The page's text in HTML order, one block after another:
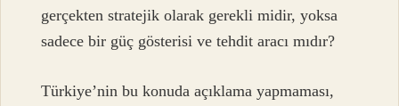
gerçekten stratejik olarak gerekli midir, yoksa
sadece bir güç gösterisi ve tehdit aracı mıdır?
Türkiye’nin bu konuda açıklama yapmaması,